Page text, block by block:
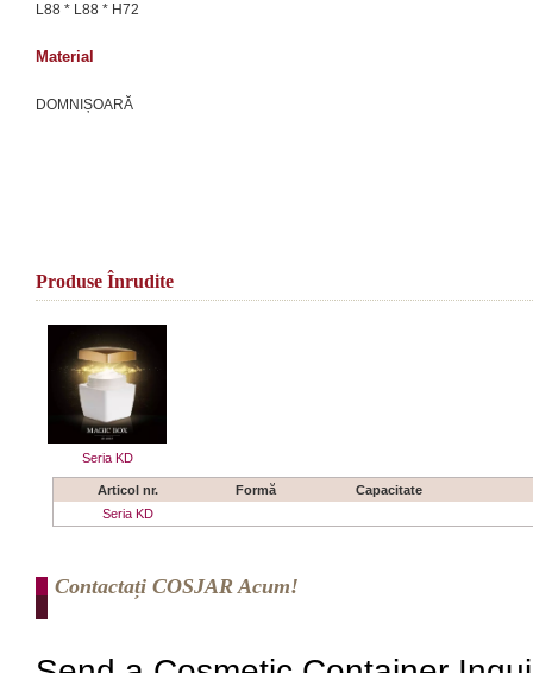
L88 * L88 * H72
Material
DOMNIȘOARĂ
Produse Înrudite
Seria KD
Articol nr. Formă
Capacitate
Seria KD
Contactați COSJAR Acum!